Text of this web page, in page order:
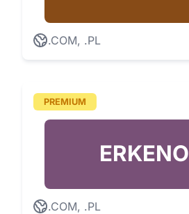
.COM, .PL
PREMIUM
ERKENO
.COM, .PL